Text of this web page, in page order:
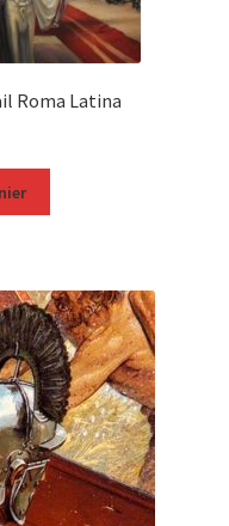
Roma Latina